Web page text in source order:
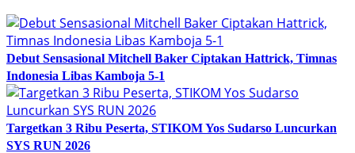
Debut Sensasional Mitchell Baker Ciptakan Hattrick, Timnas
Indonesia Libas Kamboja 5-1
Targetkan 3 Ribu Peserta, STIKOM Yos Sudarso Luncurkan
SYS RUN 2026